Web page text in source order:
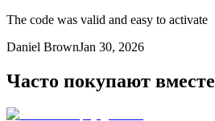
The code was valid and easy to activate
Daniel BrownJan 30, 2026
Часто покупают вместе